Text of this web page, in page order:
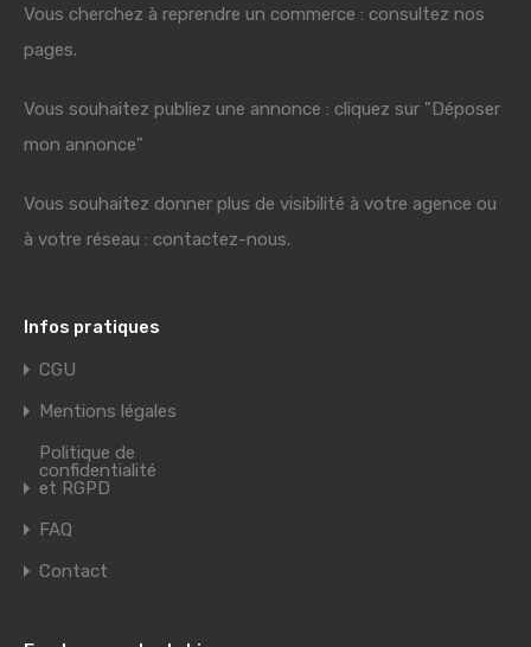
Vous cherchez à reprendre un commerce : consultez nos
pages.
Vous souhaitez publiez une annonce : cliquez sur "Déposer
mon annonce"
Vous souhaitez donner plus de visibilité à votre agence ou
à votre réseau : contactez-nous.
Infos pratiques
CGU
Mentions légales
Politique de
confidentialité
et RGPD
FAQ
Contact